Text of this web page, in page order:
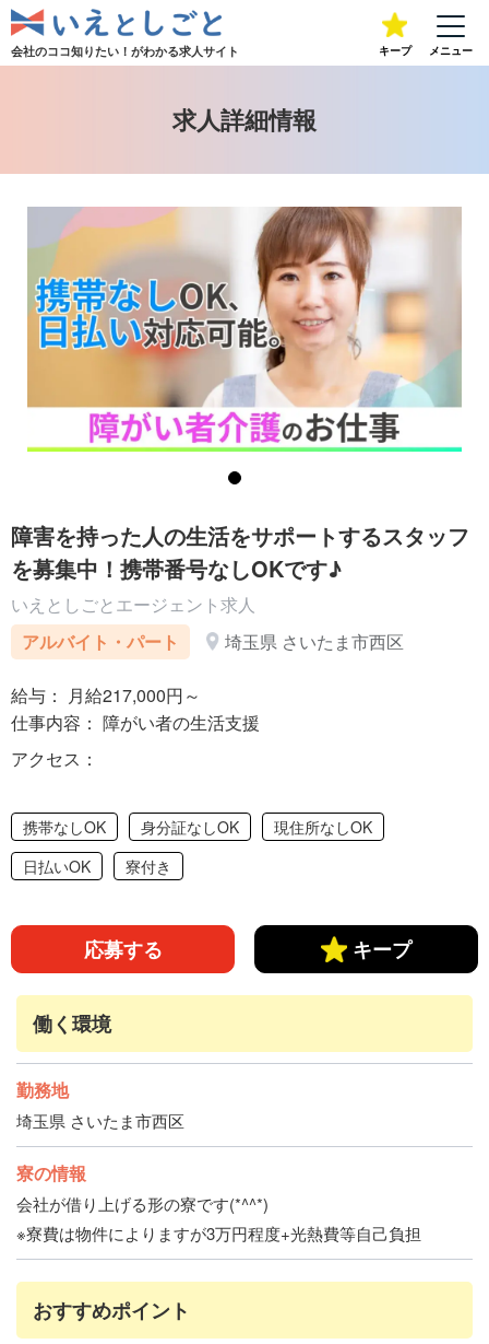
会社のココ知りたい！がわかる求人サイト キープ メニュー
求人詳細情報
アルバイト・パート 埼玉県 さいたま市西区
障害を持った人の生活をサポートするスタッフ
を募集中！携帯番号なしOKです♪
いえとしごとエージェント求人
給与： 月給217,000円～
仕事内容： 障がい者の生活支援
アクセス：
携帯なしOK 身分証なしOK
現住所なしOK
日払いOK
寮付き
応募する キープ
働く環境
勤務地
埼玉県 さいたま市西区
寮の情報
会社が借り上げる形の寮です(*^^*)
※寮費は物件によりますが3万円程度+光熱費等自己負担
おすすめポイント